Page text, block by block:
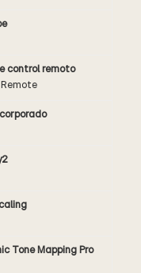
control remoto
Tone Mapping Pro